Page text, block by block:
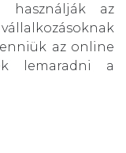
használják az
az online
lemaradni a